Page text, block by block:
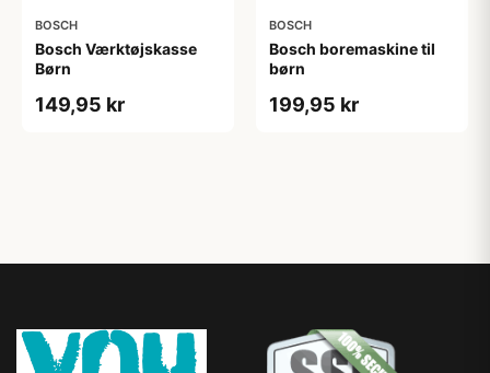
BOSCH
Bosch Værktøjskasse
Børn
149,95 kr
BOSCH
Bosch boremaskine til
børn
199,95 kr